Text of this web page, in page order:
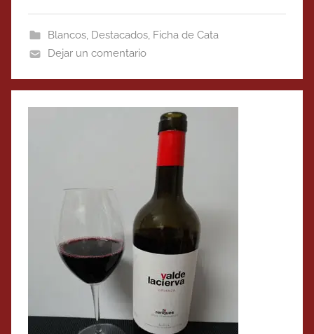
Blancos, Destacados, Ficha de Cata
Dejar un comentario